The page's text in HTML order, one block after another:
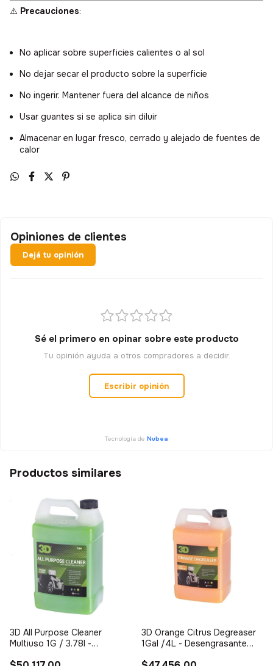
⚠️ Precauciones:
No aplicar sobre superficies calientes o al sol
No dejar secar el producto sobre la superficie
No ingerir. Mantener fuera del alcance de niños
Usar guantes si se aplica sin diluir
Almacenar en lugar fresco, cerrado y alejado de fuentes de
calor
Opiniones de clientes
Dejá tu opinión
Sé el primero en opinar sobre este producto
Tu opinión ayuda a otros compradores a decidir.
Escribir opinión
Tecnología de Nubea
Productos similares
3D All Purpose Cleaner
Multiuso 1G / 3.78l -
3D Orange Citrus Degreaser
1Gal /4L - Desengrasante